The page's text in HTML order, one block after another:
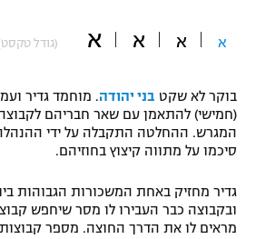
משתתפים וזוכים בפרסים
תקנון משתתפים וזוכים בפרסים
תקנון עבור פעילות ספורט 1 – "מרלן"
טניס
גיימינג E-Sports
אופניים
כדורמים
בייסבול MLB
א א א א (גודל
בוקר לא שקט בני יהודה. מוחמד גדיר
(חמישי) להתאמן עם שאר חבריהם
המגרש. ההחלטה התקבלה על ידי
סיכמו על מתווה קיצוץ בחוזיהם.
גדיר מחזיק באחת המשכורות הגבוהות
ובקבוצה כבר העבירו לו מסר שיחפש
מראים לו את הדרך החוצה. מספר קבוצות